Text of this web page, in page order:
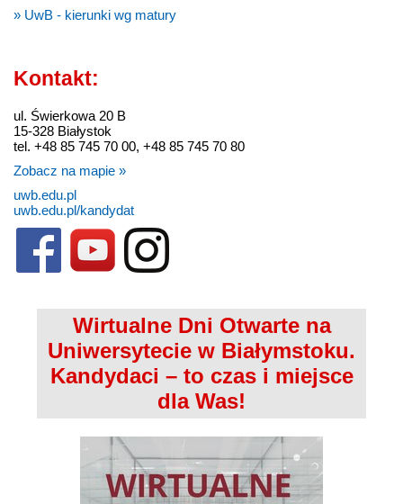
» UwB - kierunki wg matury
Kontakt:
ul. Świerkowa 20 B
15-328 Białystok
tel. +48 85 745 70 00, +48 85 745 70 80
Zobacz na mapie »
uwb.edu.pl
uwb.edu.pl/kandydat
Wirtualne Dni Otwarte na
Uniwersytecie w Białymstoku.
Kandydaci – to czas i miejsce
dla Was!